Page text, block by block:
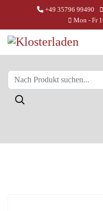
+49 35796 99490
Mon - Fr